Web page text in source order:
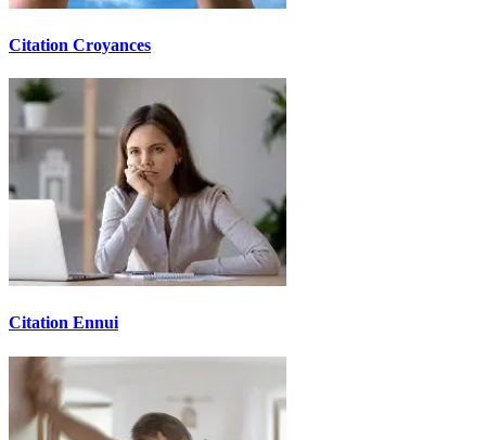
Citation Croyances
Citation Ennui